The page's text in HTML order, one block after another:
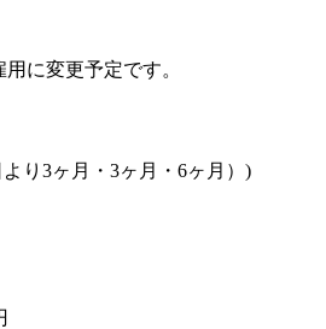
に変更予定です。
り3ヶ月・3ヶ月・6ヶ月）)